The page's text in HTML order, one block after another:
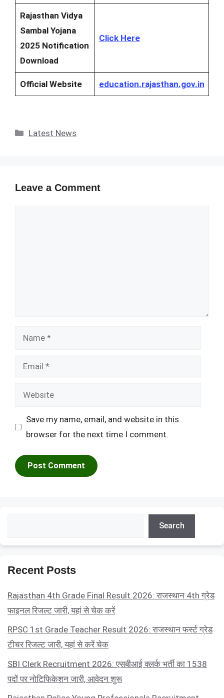
Rajasthan Vidya
Sambal Yojana
2025 Notification
Download
Click Here
Official Website education.rajasthan.gov.in
Categories
Latest News
Leave a Comment
Name
Email
Website
Save my name, email, and website in this
browser for the next time I comment.
Search
Recent Posts
Rajasthan 4th Grade Final Result 2026: राजस्थान 4th ग्रेड
फाइनल रिजल्ट जारी, यहां से चेक करें
RPSC 1st Grade Teacher Result 2026: राजस्थान फर्स्ट ग्रेड
टीचर रिजल्ट जारी, यहां से करें चेक
SBI Clerk Recruitment 2026: एसबीआई क्लर्क भर्ती का 1538
पदों पर नोटिफिकेशन जारी, आवेदन शुरू